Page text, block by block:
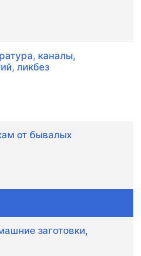
каналы,
ликбез
от бывалых
заготовки,